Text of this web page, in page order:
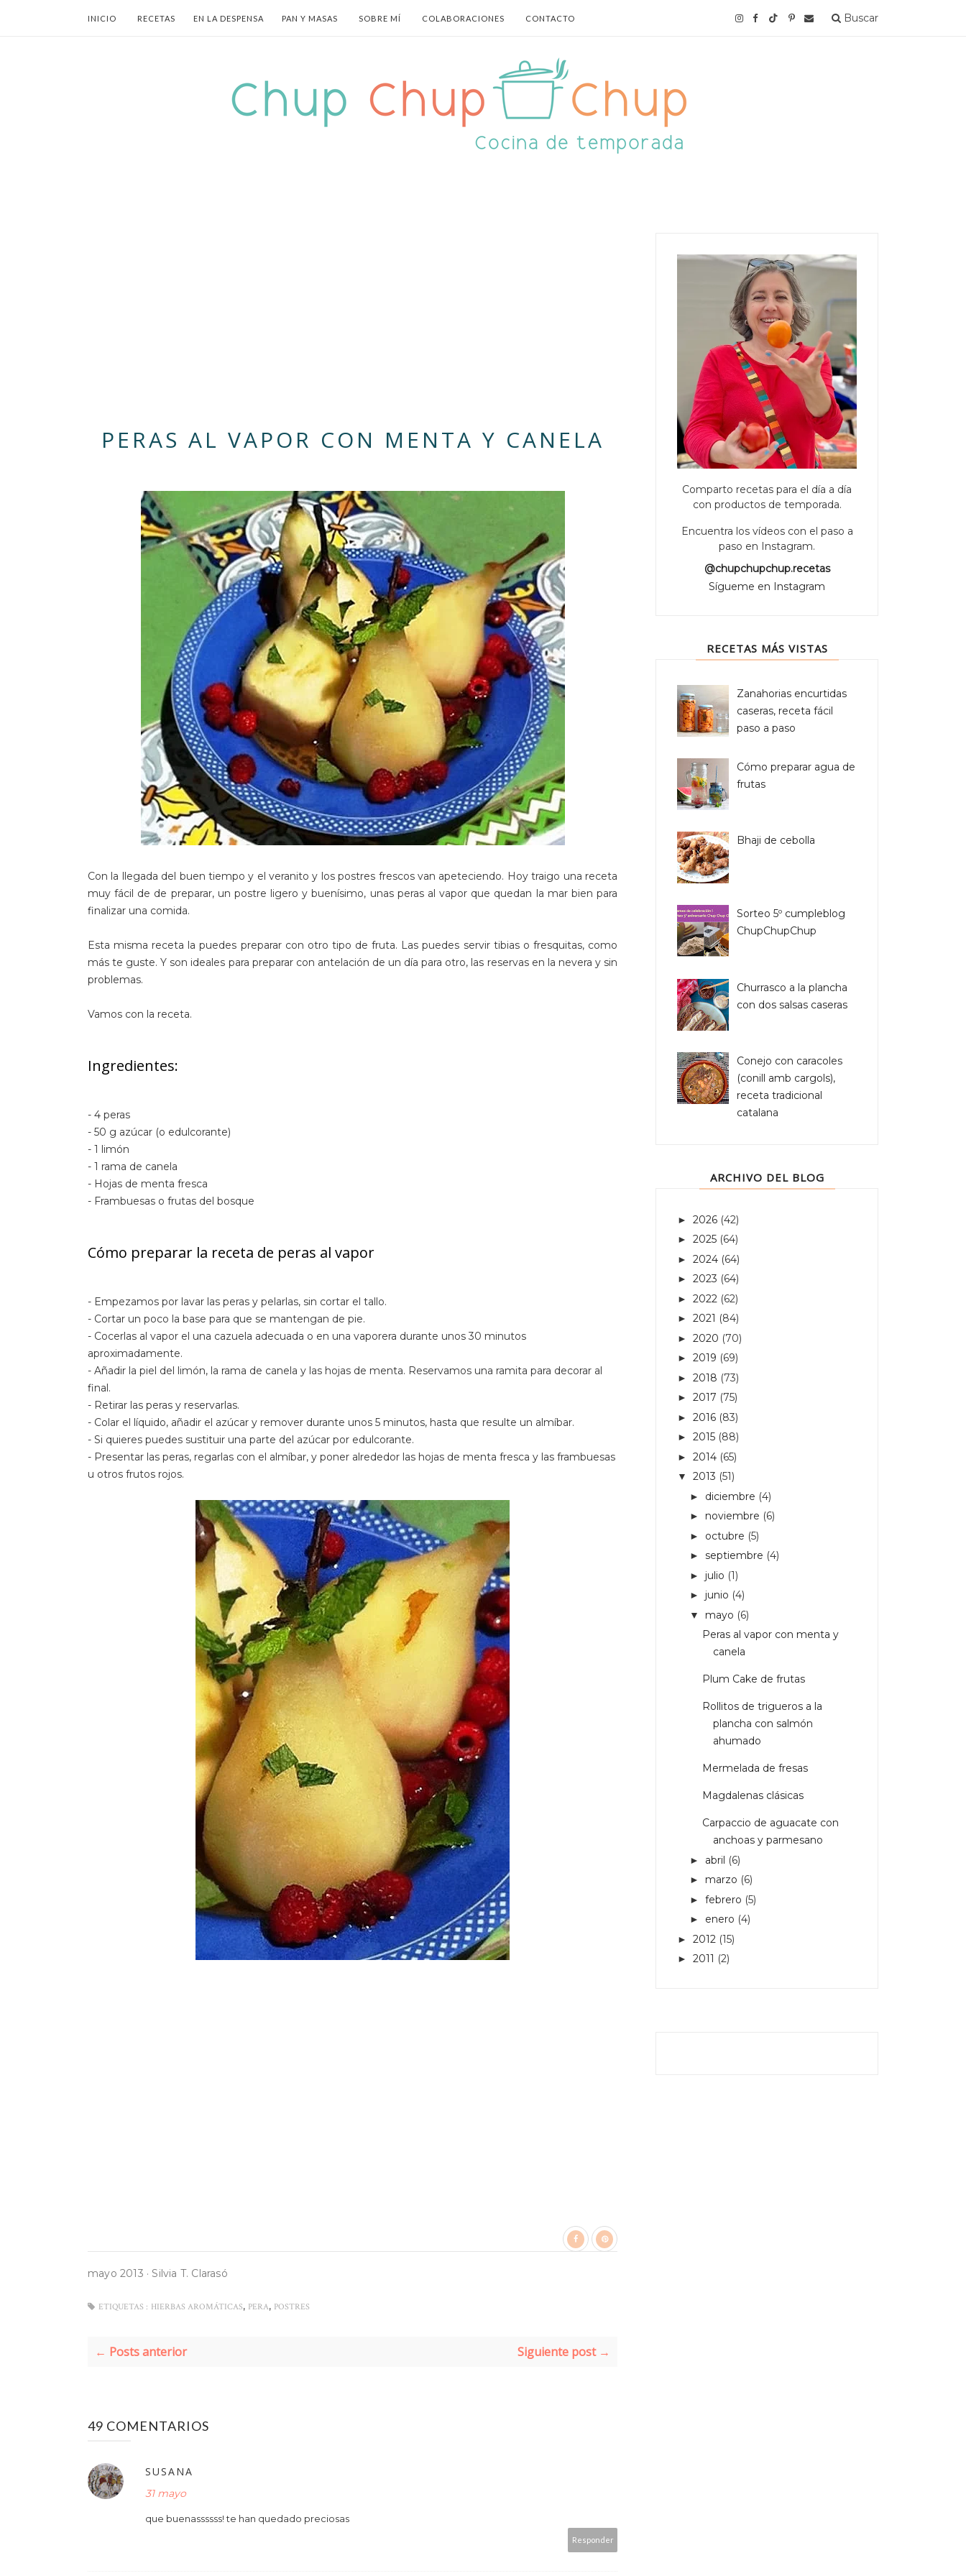
INICIO RECETAS EN LA DESPENSA PAN Y MASAS SOBRE MÍ COLABORACIONES CONTACTO Buscar
PERAS AL VAPOR CON MENTA Y CANELA
Con la llegada del buen tiempo y el veranito y los postres frescos van apeteciendo. Hoy traigo una receta
muy fácil de de preparar, un postre ligero y buenísimo, unas peras al vapor que quedan la mar bien para
finalizar una comida.
Esta misma receta la puedes preparar con otro tipo de fruta. Las puedes servir tibias o fresquitas, como
más te guste. Y son ideales para preparar con antelación de un día para otro, las reservas en la nevera y sin
problemas.
Vamos con la receta.
Ingredientes:
- 4 peras
- 50 g azúcar (o edulcorante)
- 1 limón
- 1 rama de canela
- Hojas de menta fresca
- Frambuesas o frutas del bosque
Cómo preparar la receta de peras al vapor
- Empezamos por lavar las peras y pelarlas, sin cortar el tallo.
- Cortar un poco la base para que se mantengan de pie.
- Cocerlas al vapor el una cazuela adecuada o en una vaporera durante unos 30 minutos
aproximadamente.
- Añadir la piel del limón, la rama de canela y las hojas de menta. Reservamos una ramita para decorar al
final.
- Retirar las peras y reservarlas.
- Colar el líquido, añadir el azúcar y remover durante unos 5 minutos, hasta que resulte un almíbar.
- Si quieres puedes sustituir una parte del azúcar por edulcorante.
- Presentar las peras, regarlas con el almíbar, y poner alrededor las hojas de menta fresca y las frambuesas
u otros frutos rojos.
mayo 2013 · Silvia T. Clarasó
ETIQUETAS : HIERBAS AROMÁTICAS, PERA, POSTRES
← Posts anterior Siguiente post →
49 COMENTARIOS
SUSANA
31 mayo
que buenassssss! te han quedado preciosas
Responder
Comparto recetas para el día a día
con productos de temporada.
Encuentra los vídeos con el paso a
paso en Instagram.
@chupchupchup.recetas
Sígueme en Instagram
RECETAS MÁS VISTAS
Zanahorias encurtidas
caseras, receta fácil
paso a paso
Cómo preparar agua de
frutas
Bhaji de cebolla
Sorteo 5º cumpleblog
ChupChupChup
Churrasco a la plancha
con dos salsas caseras
Conejo con caracoles
(conill amb cargols),
receta tradicional
catalana
ARCHIVO DEL BLOG
► 2026 (42)
► 2025 (64)
► 2024 (64)
► 2023 (64)
► 2022 (62)
► 2021 (84)
► 2020 (70)
► 2019 (69)
► 2018 (73)
► 2017 (75)
► 2016 (83)
► 2015 (88)
► 2014 (65)
▼ 2013 (51)
► diciembre (4)
► noviembre (6)
► octubre (5)
► septiembre (4)
► julio (1)
► junio (4)
▼ mayo (6)
Peras al vapor con menta y
canela
Plum Cake de frutas
Rollitos de trigueros a la
plancha con salmón
ahumado
Mermelada de fresas
Magdalenas clásicas
Carpaccio de aguacate con
anchoas y parmesano
► abril (6)
► marzo (6)
► febrero (5)
► enero (4)
► 2012 (15)
► 2011 (2)